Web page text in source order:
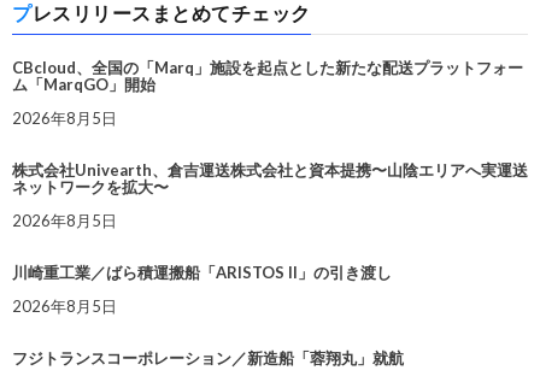
プレスリリースまとめてチェック
CBcloud、全国の「Marq」施設を起点とした新たな配送プラットフォー
ム「MarqGO」開始
2026年8月5日
株式会社Univearth、倉吉運送株式会社と資本提携〜山陰エリアへ実運送
ネットワークを拡大〜
2026年8月5日
川崎重工業／ばら積運搬船「ARISTOS II」の引き渡し
2026年8月5日
フジトランスコーポレーション／新造船「蓉翔丸」就航